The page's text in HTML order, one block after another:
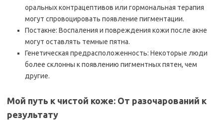
оральных контрацептивов или гормональная терапия
могут спровоцировать появление пигментации.
Постакне: Воспаления и повреждения кожи после акне
могут оставлять темные пятна.
Генетическая предрасположенность: Некоторые люди
более склонны к появлению пигментных пятен, чем
другие.
Мой путь к чистой коже: От разочарований к
результату